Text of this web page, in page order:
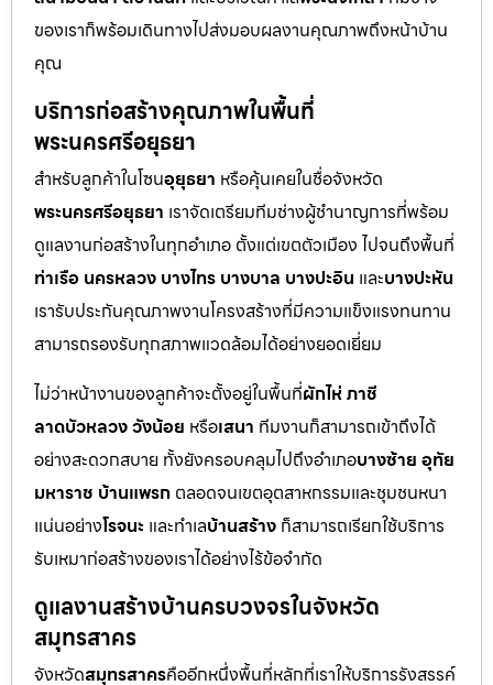
ของเราก็พร้อมเดินทางไปส่งมอบผลงานคุณภาพถึงหน้าบ้าน
คุณ
บริการก่อสร้างคุณภาพในพื้นที่
พระนครศรีอยุธยา
สำหรับลูกค้าในโซนอุยุธยา หรือคุ้นเคยในชื่อจังหวัด
พระนครศรีอยุธยา เราจัดเตรียมทีมช่างผู้ชำนาญการที่พร้อม
ดูแลงานก่อสร้างในทุกอำเภอ ตั้งแต่เขตตัวเมือง ไปจนถึงพื้นที่
ท่าเรือ นครหลวง บางไทร บางบาล บางปะอิน และบางปะหัน
เรารับประกันคุณภาพงานโครงสร้างที่มีความแข็งแรงทนทาน
สามารถรองรับทุกสภาพแวดล้อมได้อย่างยอดเยี่ยม
ไม่ว่าหน้างานของลูกค้าจะตั้งอยู่ในพื้นที่ผักไห่ ภาชี
ลาดบัวหลวง วังน้อย หรือเสนา ทีมงานก็สามารถเข้าถึงได้
อย่างสะดวกสบาย ทั้งยังครอบคลุมไปถึงอำเภอบางซ้าย อุทัย
มหาราช บ้านแพรก ตลอดจนเขตอุตสาหกรรมและชุมชนหนา
แน่นอย่างโรจนะ และทำเลบ้านสร้าง ก็สามารถเรียกใช้บริการ
รับเหมาก่อสร้างของเราได้อย่างไร้ข้อจำกัด
ดูแลงานสร้างบ้านครบวงจรในจังหวัด
สมุทรสาคร
จังหวัดสมุทรสาครคืออีกหนึ่งพื้นที่หลักที่เราให้บริการรังสรรค์